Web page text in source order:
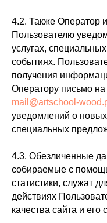
4.2. Также Оператор
Пользователю
услугах,
событиях.
получения
Оператору письмо
mail@artschool-
уведомлений о новых
специальных
4.3. Обезличенные
собираемые с
статистики, служат
действиях
качества сайта и его